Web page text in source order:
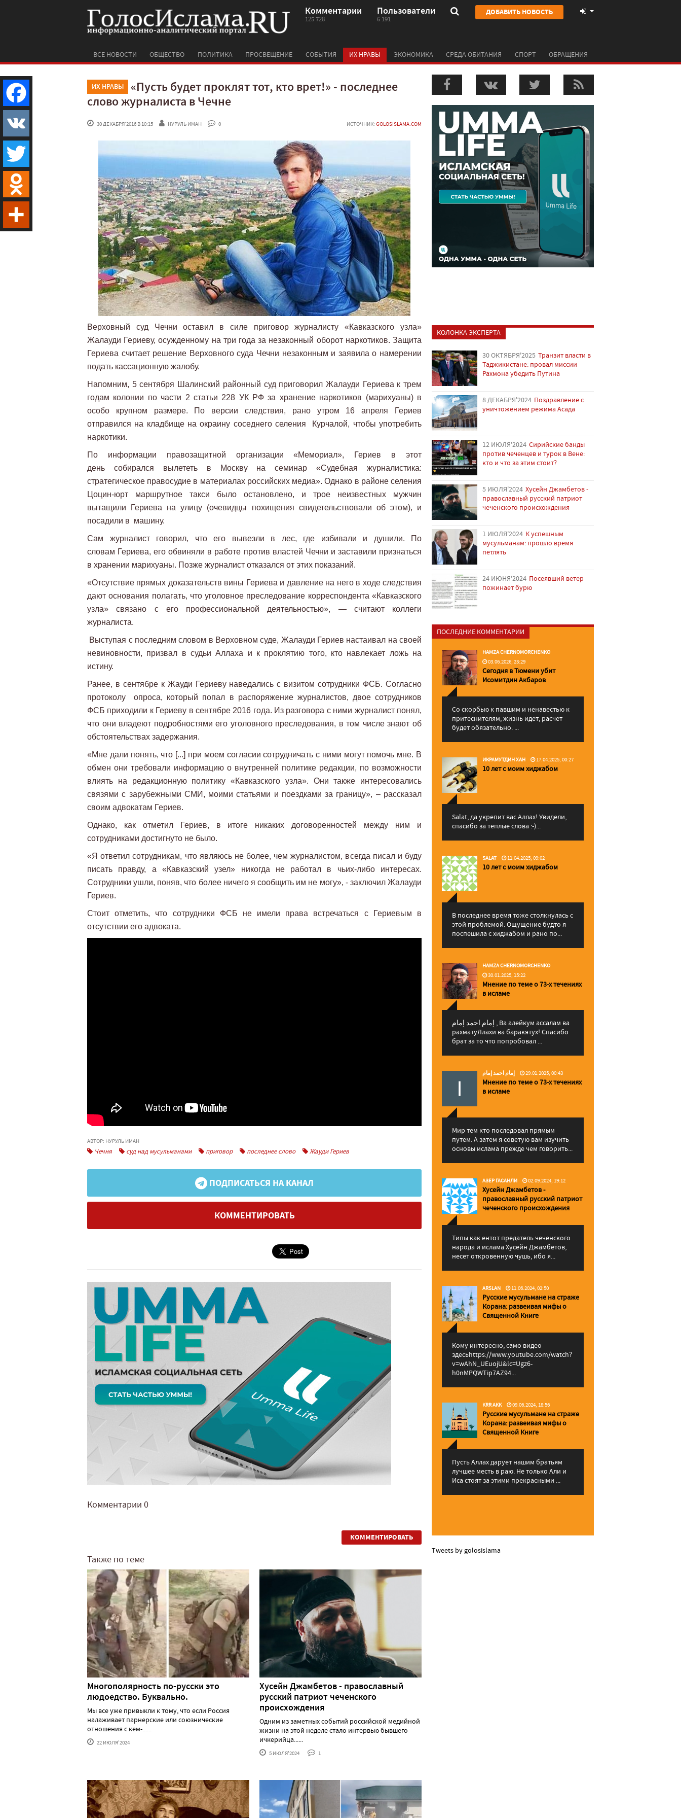
Комментарии
125 728
Пользователи
6 191
ДОБАВИТЬ НОВОСТЬ
ВСЕ НОВОСТИ ОБЩЕСТВО ПОЛИТИКА ПРОСВЕЩЕНИЕ СОБЫТИЯ ИХ НРАВЫ ЭКОНОМИКА СРЕДА ОБИТАНИЯ СПОРТ ОБРАЩЕНИЯ
ИХ НРАВЫ
«Пусть будет проклят тот, кто врет!» - последнее
слово журналиста в Чечне
30 ДЕКАБРЯ'2016 В 10:15 НУРУЛЬ ИМАН 0 ИСТОЧНИК: GOLOSISLAMA.COM
Верховный суд Чечни оставил в силе приговор журналисту «Кавказского узла»
Жалауди Гериеву, осужденному на три года за незаконный оборот наркотиков. Защита
Гериева считает решение Верховного суда Чечни незаконным и заявила о намерении
подать кассационную жалобу.
Напомним, 5 сентября Шалинский районный суд приговорил Жалауди Гериева к трем
годам колонии по части 2 статьи 228 УК РФ за хранение наркотиков (марихуаны) в
особо крупном размере. По версии следствия, рано утром 16 апреля Гериев
отправился на кладбище на окраину соседнего селения Курчалой, чтобы употребить
наркотики.
По информации правозащитной организации «Мемориал», Гериев в этот
день собирался вылететь в Москву на семинар «Судебная журналистика:
стратегическое правосудие в материалах российских медиа». Однако в районе селения
Цоцин-юрт маршрутное такси было остановлено, и трое неизвестных мужчин
вытащили Гериева на улицу (очевидцы похищения свидетельствовали об этом), и
посадили в машину.
Сам журналист говорил, что его вывезли в лес, где избивали и душили. По
словам Гериева, его обвиняли в работе против властей Чечни и заставили признаться
в хранении марихуаны. Позже журналист отказался от этих показаний.
«Отсутствие прямых доказательств вины Гериева и давление на него в ходе следствия
дают основания полагать, что уголовное преследование корреспондента «Кавказского
узла» связано с его профессиональной деятельностью», — считают коллеги
журналиста.
Выступая с последним словом в Верховном суде, Жалауди Гериев настаивал на своей
невиновности, призвал в судьи Аллаха и к проклятию того, кто навлекает ложь на
истину.
Ранее, в сентябре к Жауди Гериеву наведались с визитом сотрудники ФСБ. Согласно
протоколу опроса, который попал в распоряжение журналистов, двое сотрудников
ФСБ приходили к Гериеву в сентябре 2016 года. Из разговора с ними журналист понял,
что они владеют подробностями его уголовного преследования, в том числе знают об
обстоятельствах задержания.
«Мне дали понять, что [...] при моем согласии сотрудничать с ними могут помочь мне. В
обмен они требовали информацию о внутренней политике редакции, по возможности
влиять на редакционную политику «Кавказского узла». Они также интересовались
связями с зарубежными СМИ, моими статьями и поездками за границу», – рассказал
своим адвокатам Гериев.
Однако, как отметил Гериев, в итоге никаких договоренностей между ним и
сотрудниками достигнуто не было.
«Я ответил сотрудникам, что являюсь не более, чем журналистом, всегда писал и буду
писать правду, а «Кавказский узел» никогда не работал в чьих-либо интересах.
Сотрудники ушли, поняв, что более ничего я сообщить им не могу», - заключил Жалауди
Гериев.
Стоит отметить, что сотрудники ФСБ не имели права встречаться с Гериевым в
отсутствии его адвоката.
АВТОР: НУРУЛЬ ИМАН
Чечня суд над мусульманами приговор последнее слово Жауди Гериев
ПОДПИСАТЬСЯ НА КАНАЛ
КОММЕНТИРОВАТЬ
Комментарии 0
КОММЕНТИРОВАТЬ
Также по теме
Многополярность по-русски это
людоедство. Буквально.
Мы все уже привыкли к тому, что если Россия
налаживает парнерские или союзнические
отношения с кем-......
22 ИЮЛЯ'2024
Хусейн Джамбетов - православный
русский патриот чеченского
происхождения
Одним из заметных событий российской медийной
жизни на этой неделе стало интервью бывшего
ичкерийца......
5 ИЮЛЯ'2024 1
КОЛОНКА ЭКСПЕРТА
30 ОКТЯБРЯ'2025 Транзит власти в
Таджикистане: провал миссии
Рахмона убедить Путина
8 ДЕКАБРЯ'2024 Поздравление с
уничтожением режима Асада
12 ИЮЛЯ'2024 Сирийские банды
против чеченцев и турок в Вене:
кто и что за этим стоит?
5 ИЮЛЯ'2024 Хусейн Джамбетов -
православный русский патриот
чеченского происхождения
1 ИЮЛЯ'2024 К успешным
мусульманам: прошло время
петлять
24 ИЮНЯ'2024 Посеявший ветер
пожинает бурю
ПОСЛЕДНИЕ КОММЕНТАРИИ
HAMZA CHERNOMORCHENKO
03.06.2026, 23:29
Сегодня в Тюмени убит
Исомитдин Акбаров
Со скорбью к павшим и ненавестью к
притеснителям, жизнь идет, расчет
будет обязательно. ...
ИКРАМУТДИН ХАН 17.04.2025, 00:27
10 лет с моим хиджабом
Salat, да укрепит вас Аллаx! Увидели,
спасибо за теплые слова :-)...
SALAT 11.04.2025, 09:02
10 лет с моим хиджабом
В последнее время тоже столкнулась с
этой проблемой. Ощущение будто я
поспешила с хиджабом и рано по...
HAMZA CHERNOMORCHENKO
30.01.2025, 15:22
Мнение по теме о 73-х течениях
в исламе
إمام احمد إمام , Ва алейкум ассалам ва
рахматуЛлахи ва баракятух! Спасибо
брат за то что попробовал ...
إمام احمد إمام 29.01.2025, 00:43
Мнение по теме о 73-х течениях
в исламе
Мир тем кто последовал прямым
путем. А затем я советую вам изучить
основы ислама прежде чем говорить...
АЗЕР ГАСАНЛИ 02.09.2024, 19:12
Хусейн Джамбетов -
православный русский патриот
чеченского происхождения
Типы как ентот предатель чеченского
народа и ислама Хусейн Джамбетов,
несет откровенную чушь, ибо я...
ARSLAN 11.06.2024, 02:50
Русские мусульмане на страже
Корана: pазвеивая мифы о
Священной Книге
Кому интересно, само видео
здесьhttps://www.youtube.com/watch?
v=wAhN_UEuojU&lc=Ugz6-
h0nMPQWTip7AZ94...
KRR AKK 09.06.2024, 18:56
Русские мусульмане на страже
Корана: pазвеивая мифы о
Священной Книге
Пусть Аллах дарует нашим братьям
лучшее месть в раю. Не только Али и
Иса стоят за этими прекрасными ...
Tweets by golosislama
Facebook
VK
Twitter
Odnoklassniki